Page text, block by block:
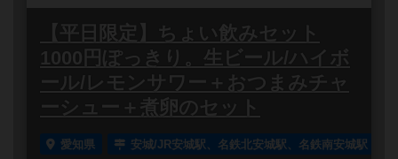
【平日限定】ちょい飲みセット
1000円ぽっきり。生ビール/ハイボ
ール/レモンサワー＋おつまみチャ
ーシュー＋煮卵のセット
愛知県 安城/JR安城駅、名鉄北安城駅、名鉄南安城駅